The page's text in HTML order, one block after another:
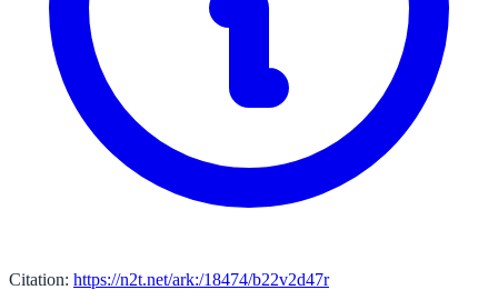
Citation: https://n2t.net/ark:/18474/b22v2d47r